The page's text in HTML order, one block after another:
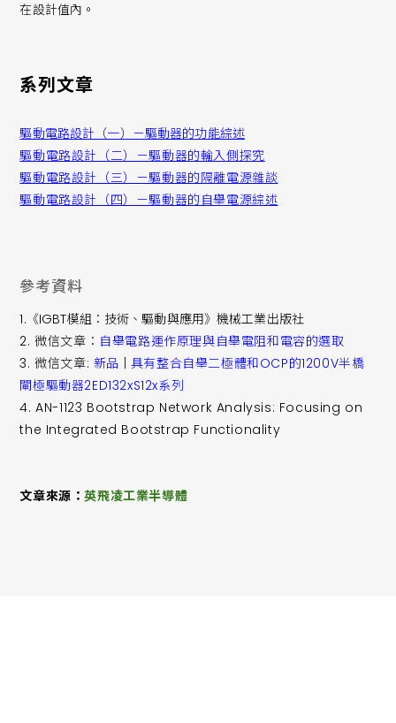
在設計值內。
系列文章
驅動電路設計（一）－驅動器的功能綜述
驅動電路設計（二）－驅動器的輸入側探究
驅動電路設計（三）－驅動器的隔離電源雜談
驅動電路設計（四）－驅動器的自舉電源綜述
參考資料
1.《IGBT模組：技術、驅動與應用》機械工業出版社
2. 微信文章： 自舉電路運作原理與自舉電阻和電容的選取
3. 微信文章: 新品 | 具有整合自舉二極體和OCP的1200V半橋
閘極驅動器2ED132xS12x系列
4. AN-1123 Bootstrap Network Analysis: Focusing on
the Integrated Bootstrap Functionality
文章來源：英飛凌工業半導體